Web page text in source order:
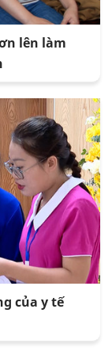
lên làm
của y tế